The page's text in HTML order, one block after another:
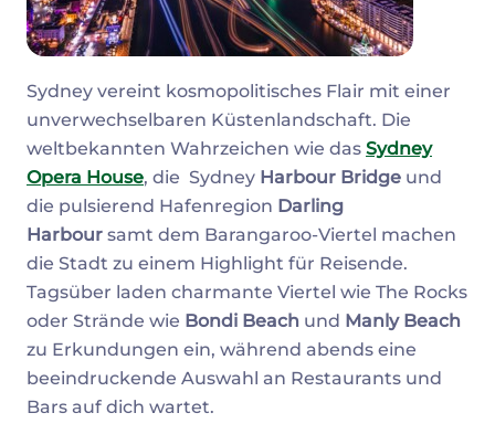
Sydney vereint kosmopolitisches Flair mit einer
unverwechselbaren Küstenlandschaft. Die
weltbekannten Wahrzeichen wie das Sydney
Opera House, die Sydney Harbour Bridge und
die pulsierend Hafenregion Darling
Harbour samt dem Barangaroo-Viertel machen
die Stadt zu einem Highlight für Reisende.
Tagsüber laden charmante Viertel wie The Rocks
oder Strände wie Bondi Beach und Manly Beach
zu Erkundungen ein, während abends eine
beeindruckende Auswahl an Restaurants und
Bars auf dich wartet.